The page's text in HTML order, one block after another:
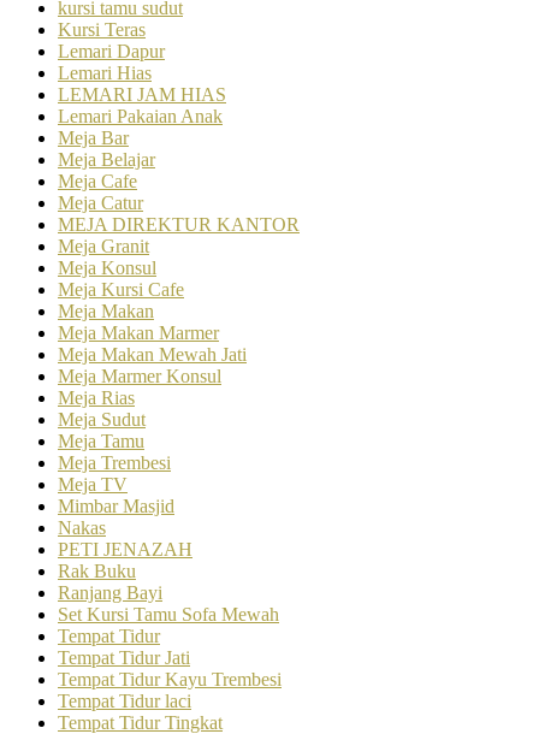
kursi tamu sudut
Kursi Teras
Lemari Dapur
Lemari Hias
LEMARI JAM HIAS
Lemari Pakaian Anak
Meja Bar
Meja Belajar
Meja Cafe
Meja Catur
MEJA DIREKTUR KANTOR
Meja Granit
Meja Konsul
Meja Kursi Cafe
Meja Makan
Meja Makan Marmer
Meja Makan Mewah Jati
Meja Marmer Konsul
Meja Rias
Meja Sudut
Meja Tamu
Meja Trembesi
Meja TV
Mimbar Masjid
Nakas
PETI JENAZAH
Rak Buku
Ranjang Bayi
Set Kursi Tamu Sofa Mewah
Tempat Tidur
Tempat Tidur Jati
Tempat Tidur Kayu Trembesi
Tempat Tidur laci
Tempat Tidur Tingkat